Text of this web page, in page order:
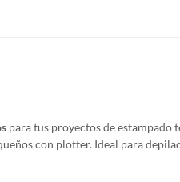
para tus proyectos de estampado
con plotter. Ideal para